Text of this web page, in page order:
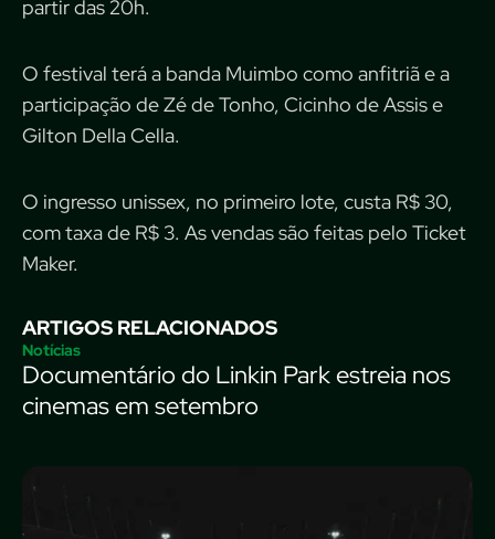
partir das 20h.
O festival terá a banda Muimbo como anfitriã e a
participação de Zé de Tonho, Cicinho de Assis e
Gilton Della Cella.
O ingresso unissex, no primeiro lote, custa R$ 30,
com taxa de R$ 3. As vendas são feitas pelo Ticket
Maker.
ARTIGOS RELACIONADOS
Notícias
Documentário do Linkin Park estreia nos
cinemas em setembro